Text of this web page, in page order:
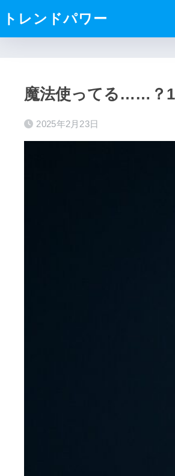
トレンドパワー
魔法使ってる……？
2025年2月23日